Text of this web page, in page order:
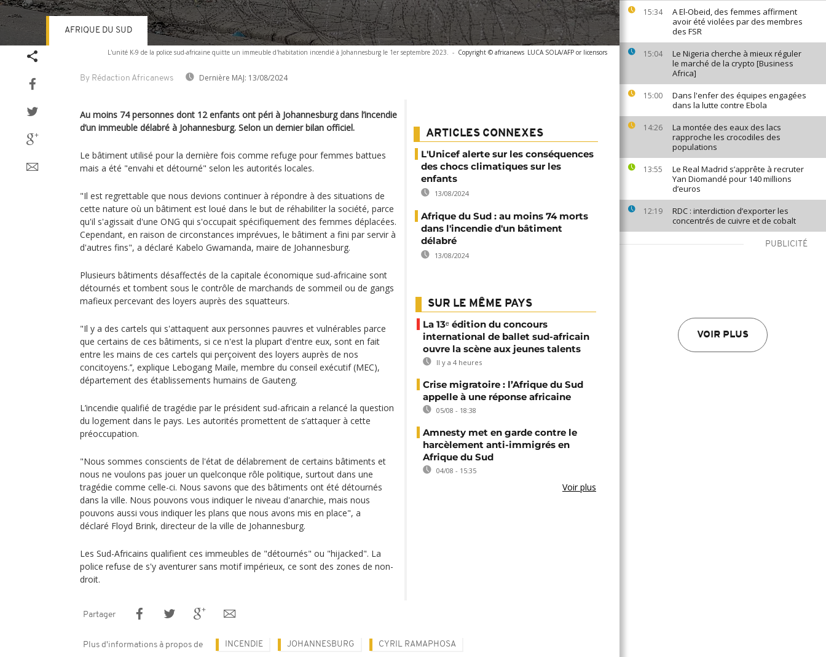
15:34
A El-Obeid, des femmes affirment
avoir été violées par des membres
des FSR
15:04
Le Nigeria cherche à mieux réguler
le marché de la crypto [Business
Africa]
15:00
Dans l'enfer des équipes engagées
dans la lutte contre Ebola
14:26
La montée des eaux des lacs
rapproche les crocodiles des
populations
13:55
Le Real Madrid s’apprête à recruter
Yan Diomandé pour 140 millions
d’euros
12:19
RDC : interdiction d’exporter les
concentrés de cuivre et de cobalt
PUBLICITÉ
VOIR PLUS
L'unité K-9 de la police sud-africaine quitte un immeuble d'habitation incendié à Johannesburg le 1er septembre 2023. - Copyright © africanews LUCA SOLA/AFP or licensors
By Rédaction Africanews Dernière MAJ: 13/08/2024
AFRIQUE DU SUD
Au moins 74 personnes dont 12 enfants ont péri à Johannesburg dans l’incendie
d’un immeuble délabré à Johannesburg. Selon un dernier bilan officiel.
Le bâtiment utilisé pour la dernière fois comme refuge pour femmes battues
mais a été "envahi et détourné" selon les autorités locales.
"Il est regrettable que nous devions continuer à répondre à des situations de
cette nature où un bâtiment est loué dans le but de réhabiliter la société, parce
qu'il s'agissait d'une ONG qui s'occupait spécifiquement des femmes déplacées.
Cependant, en raison de circonstances imprévues, le bâtiment a fini par servir à
d'autres fins", a déclaré Kabelo Gwamanda, maire de Johannesburg.
Plusieurs bâtiments désaffectés de la capitale économique sud-africaine sont
détournés et tombent sous le contrôle de marchands de sommeil ou de gangs
mafieux percevant des loyers auprès des squatteurs.
"Il y a des cartels qui s'attaquent aux personnes pauvres et vulnérables parce
que certains de ces bâtiments, si ce n'est la plupart d'entre eux, sont en fait
entre les mains de ces cartels qui perçoivent des loyers auprès de nos
concitoyens.’’, explique Lebogang Maile, membre du conseil exécutif (MEC),
département des établissements humains de Gauteng.
L’incendie qualifié de tragédie par le président sud-africain a relancé la question
du logement dans le pays. Les autorités promettent de s’attaquer à cette
préoccupation.
"Nous sommes conscients de l'état de délabrement de certains bâtiments et
nous ne voulons pas jouer un quelconque rôle politique, surtout dans une
tragédie comme celle-ci. Nous savons que des bâtiments ont été détournés
dans la ville. Nous pouvons vous indiquer le niveau d'anarchie, mais nous
pouvons aussi vous indiquer les plans que nous avons mis en place", a
déclaré Floyd Brink, directeur de la ville de Johannesburg.
Les Sud-Africains qualifient ces immeubles de "détournés" ou "hijacked". La
police refuse de s'y aventurer sans motif impérieux, ce sont des zones de non-
droit.
ARTICLES CONNEXES
L'Unicef alerte sur les conséquences
des chocs climatiques sur les
enfants
13/08/2024
Afrique du Sud : au moins 74 morts
dans l'incendie d'un bâtiment
délabré
13/08/2024
SUR LE MÊME PAYS
La 13ᵉ édition du concours
international de ballet sud-africain
ouvre la scène aux jeunes talents
Il y a 4 heures
Crise migratoire : l’Afrique du Sud
appelle à une réponse africaine
05/08 - 18:38
Amnesty met en garde contre le
harcèlement anti-immigrés en
Afrique du Sud
04/08 - 15:35
Voir plus
Partager
Plus d'informations à propos de INCENDIE JOHANNESBURG CYRIL RAMAPHOSA